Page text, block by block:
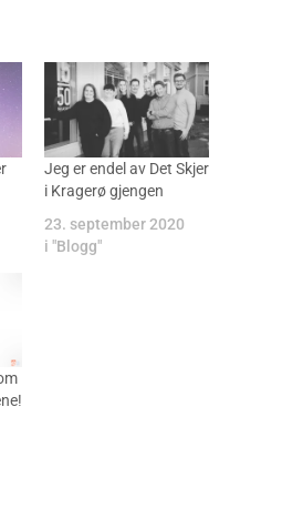
Jeg er endel av Det Skjer
i Kragerø gjengen
23. september 2020
i "Blogg"